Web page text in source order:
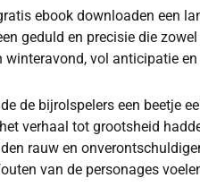
ebook downloaden een
geduld en precisie die
vol anticipatie en
de bijrolspelers een beetje
verhaal tot grootsheid
rauw en
van de personages